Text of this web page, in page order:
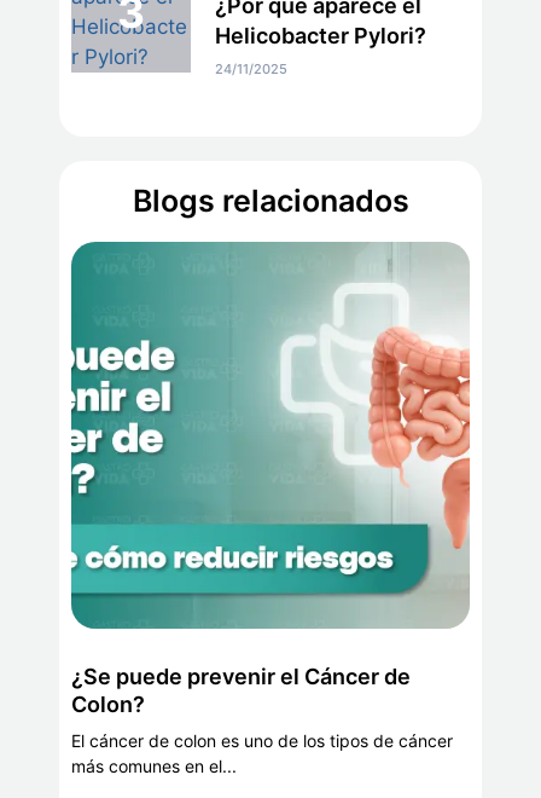
Helicobacter Pylori?
24/11/2025
Blogs relacionados
¿Se puede prevenir el Cáncer de
Colon?
El cáncer de colon es uno de los tipos de cáncer
más comunes en el...